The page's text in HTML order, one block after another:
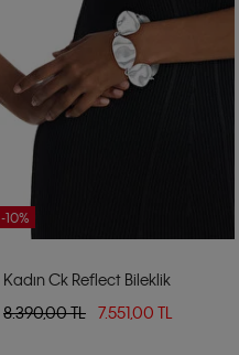
-10%
Kadın Ck Reflect Bileklik
8.390,00 TL
7.551,00 TL